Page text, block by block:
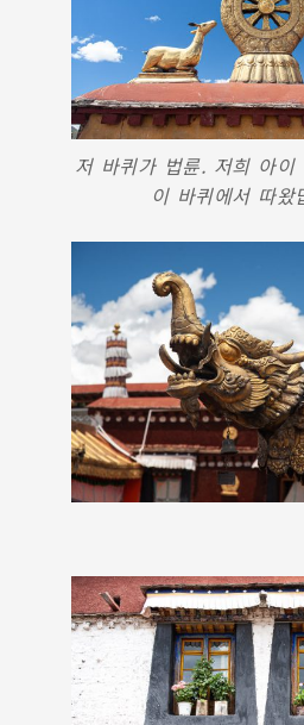
저 바퀴가 법륜. 저희 아이
이 바퀴에서 따왔